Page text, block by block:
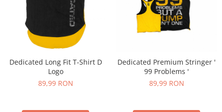
Dedicated Long Fit T-Shirt D
Logo
89,99 RON
Dedicated Premium Stringer '
99 Problems '
89,99 RON